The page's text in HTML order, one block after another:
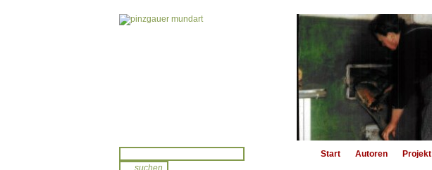
Start Autoren Projekt